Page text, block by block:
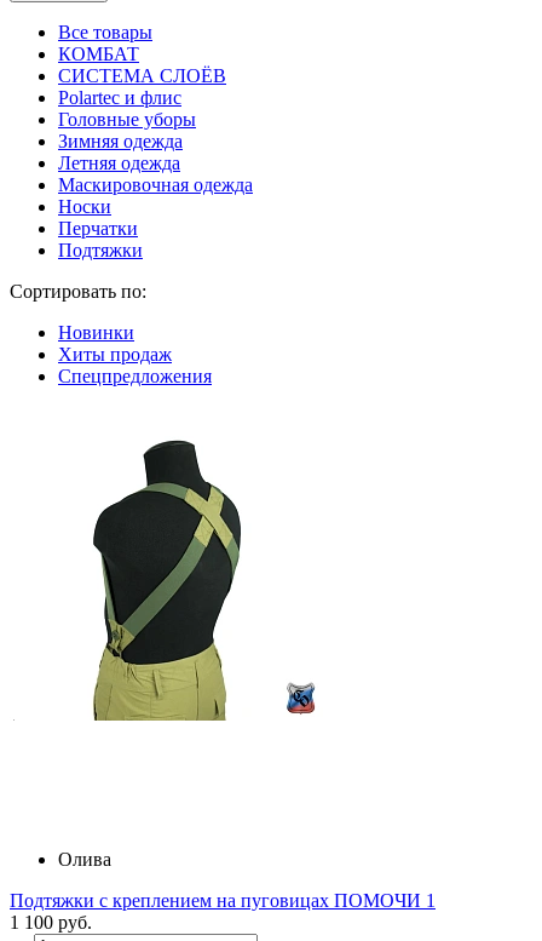
Все товары
КОМБАТ
СИСТЕМА СЛОЁВ
Polartec и флис
Головные уборы
Зимняя одежда
Летняя одежда
Маскировочная одежда
Носки
Перчатки
Подтяжки
Сортировать по:
Новинки
Хиты продаж
Спецпредложения
Олива
Подтяжки с креплением на пуговицах ПОМОЧИ 1
1 100 руб.